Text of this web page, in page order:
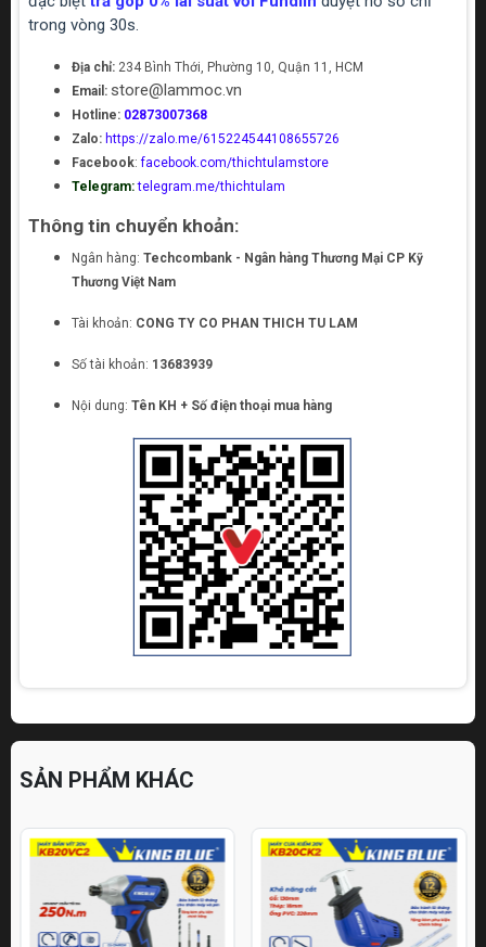
trong vòng 30s.
Địa chỉ: 234 Bình Thới, Phường 10, Quận 11, HCM
Email: store@lammoc.vn
Hotline: 02873007368
Zalo: https://zalo.me/615224544108655726
Facebook:facebook.com/thichtulamstore
Telegram: telegram.me/thichtulam
Thông tin chuyển khoản:
Ngân hàng: Techcombank - Ngân hàng Thương Mại CP Kỹ
Thương Việt Nam
Tài khoản: CONG TY CO PHAN THICH TU LAM
Số tài khoản: 13683939
Nội dung: Tên KH + Số điện thoại mua hàng
SẢN PHẨM KHÁC